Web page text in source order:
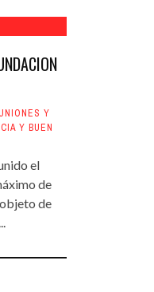
Y
Y BUEN
el
de
de